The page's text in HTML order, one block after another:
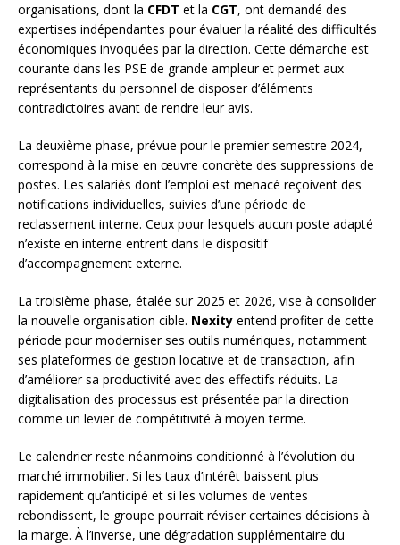
organisations, dont la CFDT et la CGT, ont demandé des
expertises indépendantes pour évaluer la réalité des difficultés
économiques invoquées par la direction. Cette démarche est
courante dans les PSE de grande ampleur et permet aux
représentants du personnel de disposer d’éléments
contradictoires avant de rendre leur avis.
La deuxième phase, prévue pour le premier semestre 2024,
correspond à la mise en œuvre concrète des suppressions de
postes. Les salariés dont l’emploi est menacé reçoivent des
notifications individuelles, suivies d’une période de
reclassement interne. Ceux pour lesquels aucun poste adapté
n’existe en interne entrent dans le dispositif
d’accompagnement externe.
La troisième phase, étalée sur 2025 et 2026, vise à consolider
la nouvelle organisation cible. Nexity entend profiter de cette
période pour moderniser ses outils numériques, notamment
ses plateformes de gestion locative et de transaction, afin
d’améliorer sa productivité avec des effectifs réduits. La
digitalisation des processus est présentée par la direction
comme un levier de compétitivité à moyen terme.
Le calendrier reste néanmoins conditionné à l’évolution du
marché immobilier. Si les taux d’intérêt baissent plus
rapidement qu’anticipé et si les volumes de ventes
rebondissent, le groupe pourrait réviser certaines décisions à
la marge. À l’inverse, une dégradation supplémentaire du